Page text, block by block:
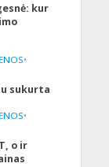
kur
•
sukurta
•
o ir